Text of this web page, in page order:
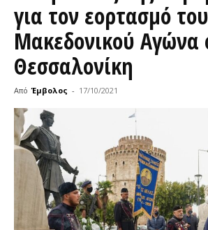
για τον εορτασμό του
Μακεδονικού Αγώνα
Θεσσαλονίκη
Από Έμβολος - 17/10/2021